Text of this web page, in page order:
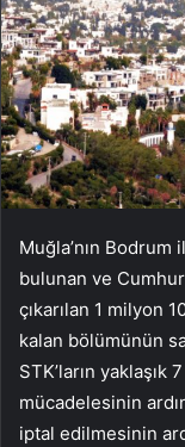
Muğla’nın Bodrum
bulunan ve
çıkarılan 1 milyon
kalan bölümünün
STK’ların yaklaşık
mücadelesinin
iptal edilmesinin